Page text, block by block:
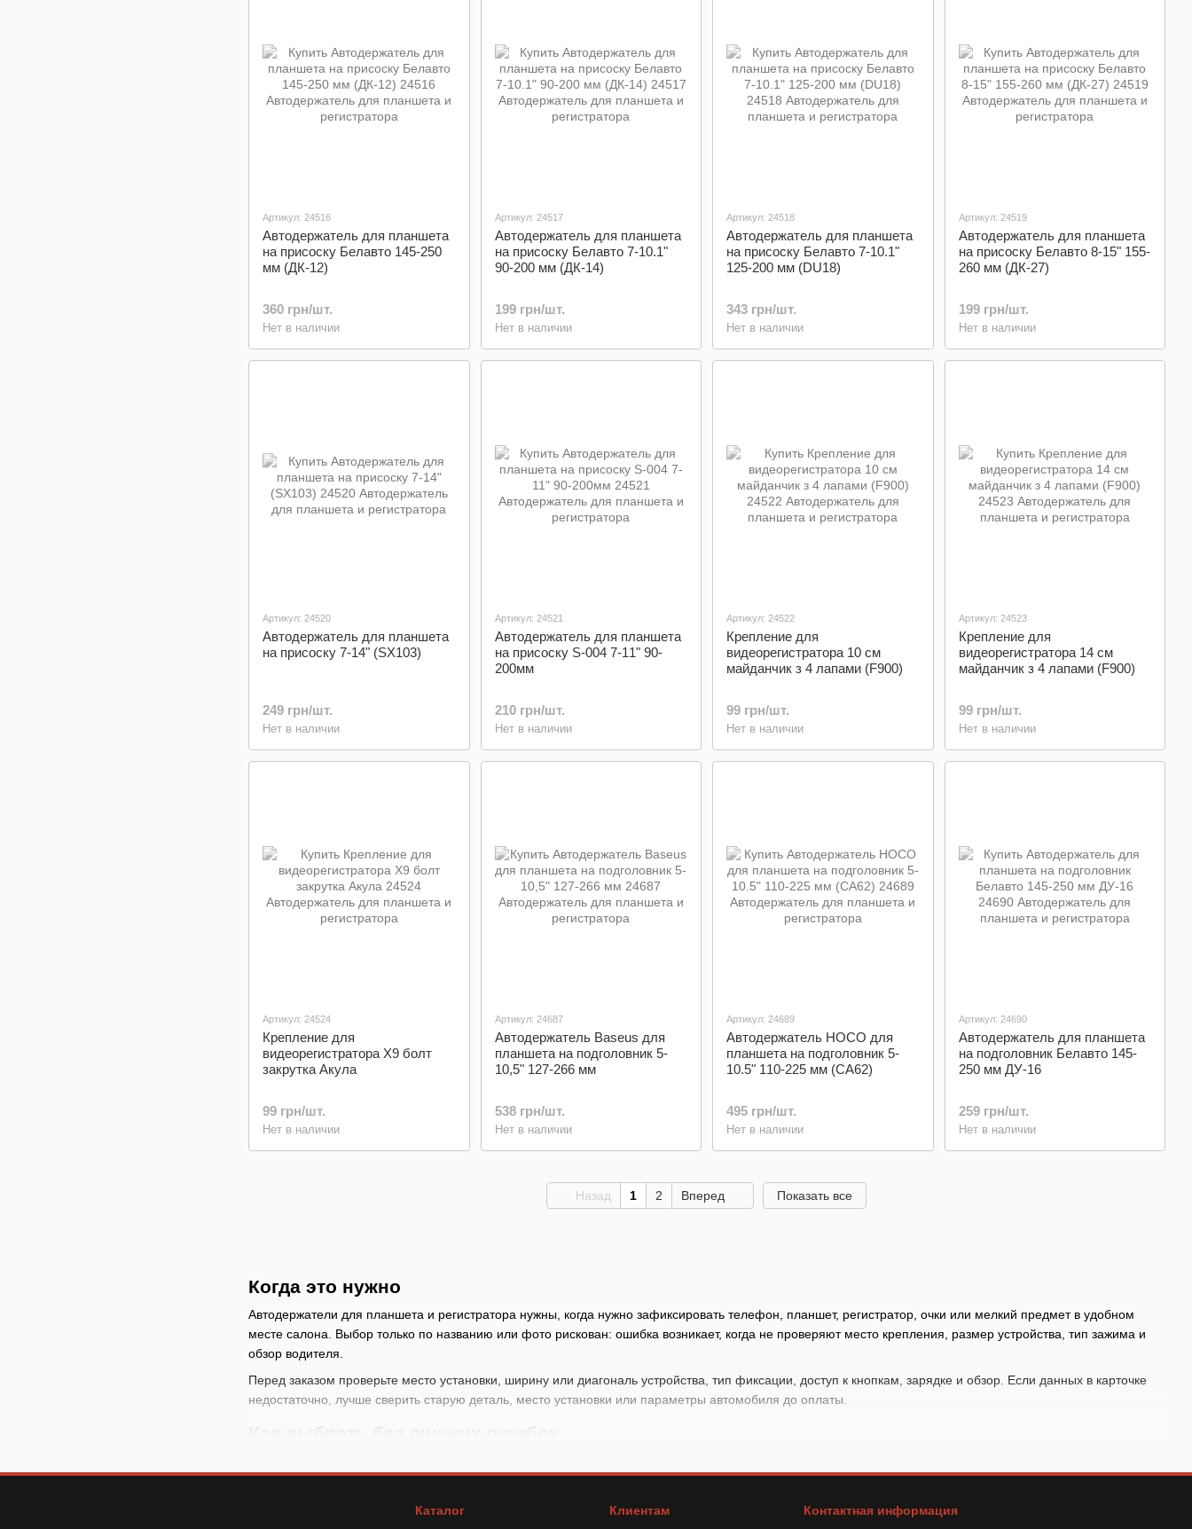
Когда это нужно
Автодержатели для планшета и регистратора нужны, когда нужно зафиксировать телефон, планшет, регистратор, очки или мелкий предмет в удобном
месте салона. Выбор только по названию или фото рискован: ошибка возникает, когда не проверяют место крепления, размер устройства, тип зажима и
обзор водителя.
Перед заказом проверьте место установки, ширину или диагональ устройства, тип фиксации, доступ к кнопкам, зарядке и обзор. Если данных в карточке
недостаточно, лучше сверить старую деталь, место установки или параметры автомобиля до оплаты.
проверьте тип фиксации: магнит, зажим, присоска, карман или держатель
Артикул: 24516
Автодержатель для планшета
на присоску Белавто 145-250
мм (ДК-12)
360 грн/шт.
Нет в наличии
Артикул: 24517
Автодержатель для планшета
на присоску Белавто 7-10.1"
90-200 мм (ДК-14)
199 грн/шт.
Нет в наличии
Артикул: 24518
Автодержатель для планшета
на присоску Белавто 7-10.1"
125-200 мм (DU18)
343 грн/шт.
Нет в наличии
Артикул: 24519
Автодержатель для планшета
на присоску Белавто 8-15" 155-
260 мм (ДК-27)
199 грн/шт.
Нет в наличии
Артикул: 24520
Автодержатель для планшета
на присоску 7-14" (SX103)
249 грн/шт.
Нет в наличии
Артикул: 24521
Автодержатель для планшета
на присоску S-004 7-11" 90-
200мм
210 грн/шт.
Нет в наличии
Артикул: 24522
Крепление для
видеорегистратора 10 см
майданчик з 4 лапами (F900)
99 грн/шт.
Нет в наличии
Артикул: 24523
Крепление для
видеорегистратора 14 см
майданчик з 4 лапами (F900)
99 грн/шт.
Нет в наличии
Артикул: 24524
Крепление для
видеорегистратора X9 болт
закрутка Акула
99 грн/шт.
Нет в наличии
Артикул: 24687
Автодержатель Baseus для
планшета на подголовник 5-
10,5" 127-266 мм
538 грн/шт.
Нет в наличии
Артикул: 24689
Автодержатель HOCO для
планшета на подголовник 5-
10.5" 110-225 мм (CA62)
495 грн/шт.
Нет в наличии
Артикул: 24690
Автодержатель для планшета
на подголовник Белавто 145-
250 мм ДУ-16
259 грн/шт.
Нет в наличии
Назад 1 2 Вперед Показать все
Каталог Клиентам Контактная информация